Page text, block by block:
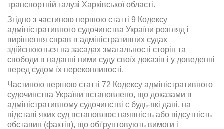
транспортній галузі Харківської області.
Згідно з частиною першою статті 9 Кодексу
адміністративного судочинства України розгляд і
вирішення справ в адміністративних судах
здійснюються на засадах змагальності сторін та
свободи в наданні ними суду своїх доказів і у доведенні
перед судом їх переконливості.
Частиною першою статті 72 Кодексу адміністративного
судочинства України встановлено, що доказами в
адміністративному судочинстві є будь-які дані, на
підставі яких суд встановлює наявність або відсутність
обставин (фактів), що обґрунтовують вимоги і